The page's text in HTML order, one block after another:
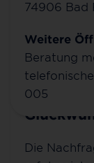
Die
74906 Bad
Weitere
Beratung
005